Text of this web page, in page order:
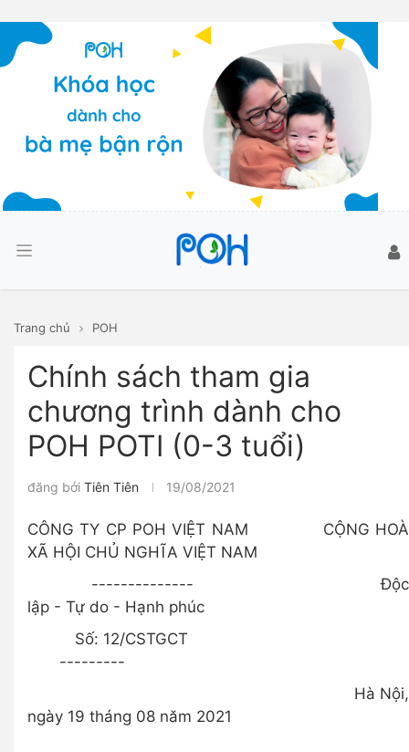
Trang chủ POH
Chính sách tham gia
chương trình dành cho
POH POTI (0-3 tuổi)
đăng bởi Tiên Tiên 19/08/2021
CÔNG TY CP POH VIỆT NAM CỘNG HOÀ
XÃ HỘI CHỦ NGHĨA VIỆT NAM
-------------- Độc
lập - Tự do - Hạnh phúc
Số: 12/CSTGCT
---------
Hà Nội,
ngày 19 tháng 08 năm 2021